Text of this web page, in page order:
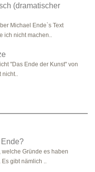
(dramatischer
Michael Ende`s Text
ich nicht machen..
"Das Ende der Kunst" von
nicht..
Gründe es haben
Es gibt nämlich ..